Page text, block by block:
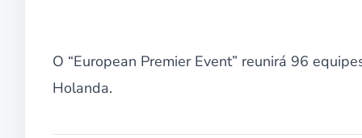
O “European Premier Event” reunirá 96
Holanda.